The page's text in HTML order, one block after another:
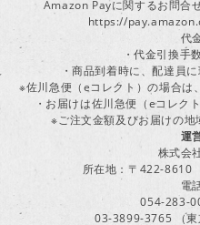
Amazon Payに関するお問合
https://
代
・代金引換手
・商品到着時に、配達員
※佐川急便（eコレクト）の場合は
・お届けは佐川急便（eコレク
※ご注文金額及びお届けの地
運
株式会
所在地：〒422-
電
054-283-
03-3899-3765 （東